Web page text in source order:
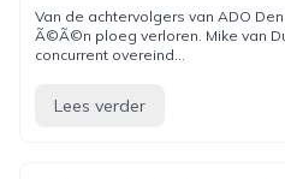
Van de achtervolgers van ADO
Ã©Ã©n ploeg verloren. Mike van
concurrent overeind...
Lees verder